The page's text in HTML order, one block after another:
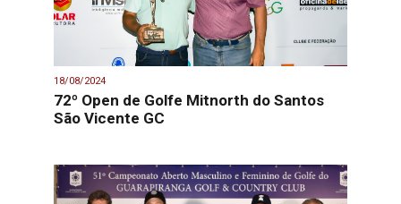
18/08/2024
72º Open de Golfe Mitnorth do Santos
São Vicente GC